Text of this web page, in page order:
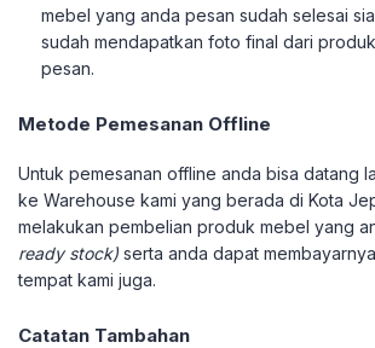
mebel yang anda pesan sudah selesai
sudah mendapatkan foto final dari
pesan.
Metode Pemesanan Offline
Untuk pemesanan offline anda bisa datang
ke Warehouse kami yang berada di Kota
melakukan pembelian produk mebel yang
ready stock) serta anda dapat
tempat kami juga.
Catatan Tambahan